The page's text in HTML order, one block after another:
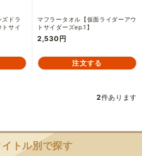
ドラ
サイ
マフラータオル【仮面ライダーアウ
トサイダーズep.1】
2,530円
2件あります
イトル別で探す